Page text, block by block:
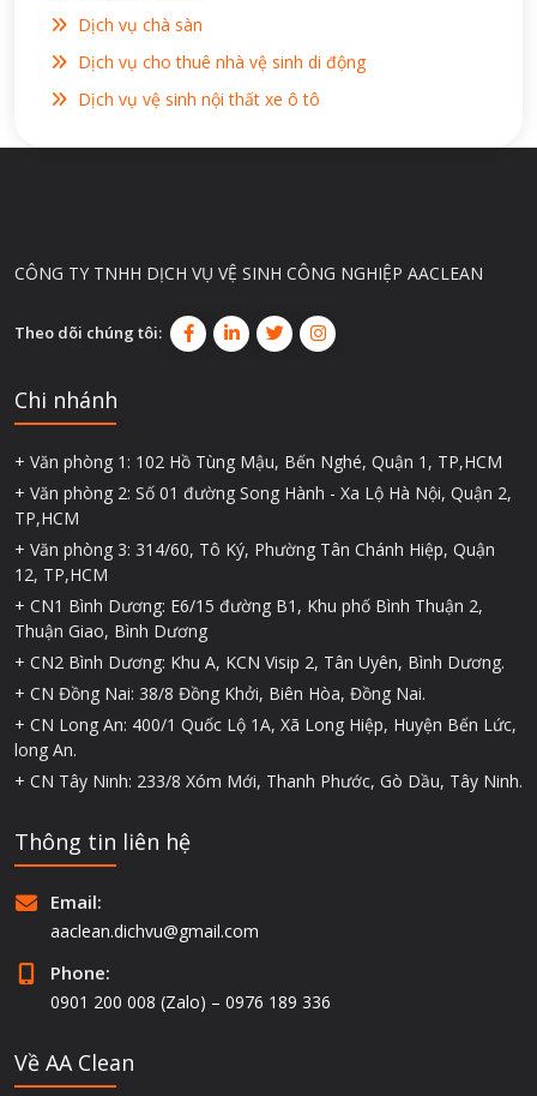
Dịch vụ chà sàn
Dịch vụ cho thuê nhà vệ sinh di động
Dịch vụ vệ sinh nội thất xe ô tô
CÔNG TY TNHH DỊCH VỤ VỆ SINH CÔNG NGHIỆP AACLEAN
Theo dõi chúng tôi:
Chi nhánh
+ Văn phòng 1: 102 Hồ Tùng Mậu, Bến Nghé, Quận 1, TP,HCM
+ Văn phòng 2: Số 01 đường Song Hành - Xa Lộ Hà Nội, Quận 2,
TP,HCM
+ Văn phòng 3: 314/60, Tô Ký, Phường Tân Chánh Hiệp, Quận
12, TP,HCM
+ CN1 Bình Dương: E6/15 đường B1, Khu phố Bình Thuận 2,
Thuận Giao, Bình Dương
+ CN2 Bình Dương: Khu A, KCN Visip 2, Tân Uyên, Bình Dương.
+ CN Đồng Nai: 38/8 Đồng Khởi, Biên Hòa, Đồng Nai.
+ CN Long An: 400/1 Quốc Lộ 1A, Xã Long Hiệp, Huyện Bến Lức,
long An.
+ CN Tây Ninh: 233/8 Xóm Mới, Thanh Phước, Gò Dầu, Tây Ninh.
Thông tin liên hệ
Email:
aaclean.dichvu@gmail.com
Phone:
0901 200 008 (Zalo) – 0976 189 336
Về AA Clean